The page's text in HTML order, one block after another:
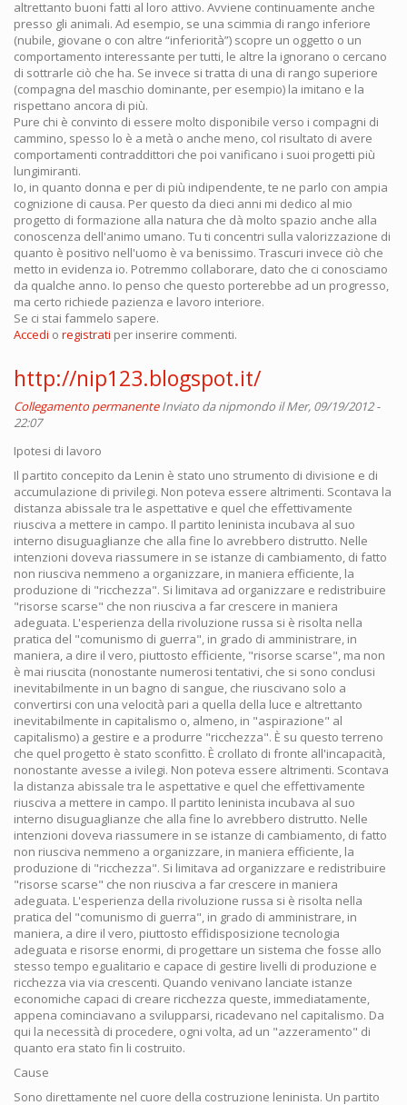
altrettanto buoni fatti al loro attivo. Avviene continuamente anche
presso gli animali. Ad esempio, se una scimmia di rango inferiore
(nubile, giovane o con altre “inferiorità”) scopre un oggetto o un
comportamento interessante per tutti, le altre la ignorano o cercano
di sottrarle ciò che ha. Se invece si tratta di una di rango superiore
(compagna del maschio dominante, per esempio) la imitano e la
rispettano ancora di più.
Pure chi è convinto di essere molto disponibile verso i compagni di
cammino, spesso lo è a metà o anche meno, col risultato di avere
comportamenti contraddittori che poi vanificano i suoi progetti più
lungimiranti.
Io, in quanto donna e per di più indipendente, te ne parlo con ampia
cognizione di causa. Per questo da dieci anni mi dedico al mio
progetto di formazione alla natura che dà molto spazio anche alla
conoscenza dell'animo umano. Tu ti concentri sulla valorizzazione di
quanto è positivo nell'uomo è va benissimo. Trascuri invece ciò che
metto in evidenza io. Potremmo collaborare, dato che ci conosciamo
da qualche anno. Io penso che questo porterebbe ad un progresso,
ma certo richiede pazienza e lavoro interiore.
Se ci stai fammelo sapere.
Accedi o registrati per inserire commenti.
http://nip123.blogspot.it/
Collegamento permanente Inviato danipmondo il Mer, 09/19/2012 -
22:07
Ipotesi di lavoro
Il partito concepito da Lenin è stato uno strumento di divisione e di
accumulazione di privilegi. Non poteva essere altrimenti. Scontava la
distanza abissale tra le aspettative e quel che effettivamente
riusciva a mettere in campo. Il partito leninista incubava al suo
interno disuguaglianze che alla fine lo avrebbero distrutto. Nelle
intenzioni doveva riassumere in se istanze di cambiamento, di fatto
non riusciva nemmeno a organizzare, in maniera efficiente, la
produzione di "ricchezza". Si limitava ad organizzare e redistribuire
"risorse scarse" che non riusciva a far crescere in maniera
adeguata. L'esperienza della rivoluzione russa si è risolta nella
pratica del "comunismo di guerra", in grado di amministrare, in
maniera, a dire il vero, piuttosto efficiente, "risorse scarse", ma non
è mai riuscita (nonostante numerosi tentativi, che si sono conclusi
inevitabilmente in un bagno di sangue, che riuscivano solo a
convertirsi con una velocità pari a quella della luce e altrettanto
inevitabilmente in capitalismo o, almeno, in "aspirazione" al
capitalismo) a gestire e a produrre "ricchezza". È su questo terreno
che quel progetto è stato sconfitto. È crollato di fronte all'incapacità,
nonostante avesse a ivilegi. Non poteva essere altrimenti. Scontava
la distanza abissale tra le aspettative e quel che effettivamente
riusciva a mettere in campo. Il partito leninista incubava al suo
interno disuguaglianze che alla fine lo avrebbero distrutto. Nelle
intenzioni doveva riassumere in se istanze di cambiamento, di fatto
non riusciva nemmeno a organizzare, in maniera efficiente, la
produzione di "ricchezza". Si limitava ad organizzare e redistribuire
"risorse scarse" che non riusciva a far crescere in maniera
adeguata. L'esperienza della rivoluzione russa si è risolta nella
pratica del "comunismo di guerra", in grado di amministrare, in
maniera, a dire il vero, piuttosto effidisposizione tecnologia
adeguata e risorse enormi, di progettare un sistema che fosse allo
stesso tempo egualitario e capace di gestire livelli di produzione e
ricchezza via via crescenti. Quando venivano lanciate istanze
economiche capaci di creare ricchezza queste, immediatamente,
appena cominciavano a svilupparsi, ricadevano nel capitalismo. Da
qui la necessità di procedere, ogni volta, ad un "azzeramento" di
quanto era stato fin li costruito.
Cause
Sono direttamente nel cuore della costruzione leninista. Un partito